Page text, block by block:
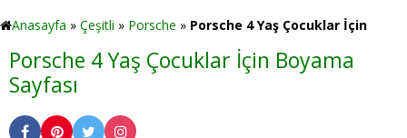
Anasayfa » Çeşitli » Porsche » Porsche 4 Yaş Çocuklar İçin
Porsche 4 Yaş Çocuklar İçin Boyama
Sayfası